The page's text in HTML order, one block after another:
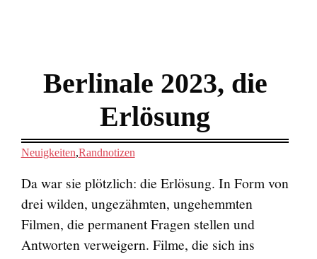
Berlinale 2023, die
Erlösung
Neuigkeiten,Randnotizen
Da war sie plötzlich: die Erlösung. In Form von
drei wilden, ungezähmten, ungehemmten
Filmen, die permanent Fragen stellen und
Antworten verweigern. Filme, die sich ins